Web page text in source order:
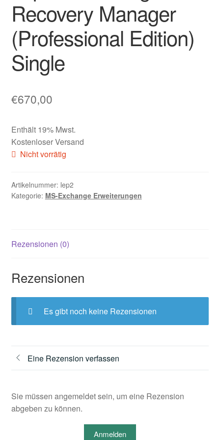
Warenkorb
Warenkorb
Widerrufsbelehrung
Widerrufsbelehrung Waren + dig. Inhalte
Zahlungsmöglichkeiten
Recovery Manager
(Professional Edition)
Single
€670,00
Enthält 19% Mwst.
Kostenloser Versand
Nicht vorrätig
Artikelnummer: lep2
Kategorie: MS-Exchange Erweiterungen
Rezensionen (0)
Rezensionen
Es gibt noch keine Rezensionen
Eine Rezension verfassen
Sie müssen angemeldet sein, um eine Rezension
abgeben zu können.
Anmelden